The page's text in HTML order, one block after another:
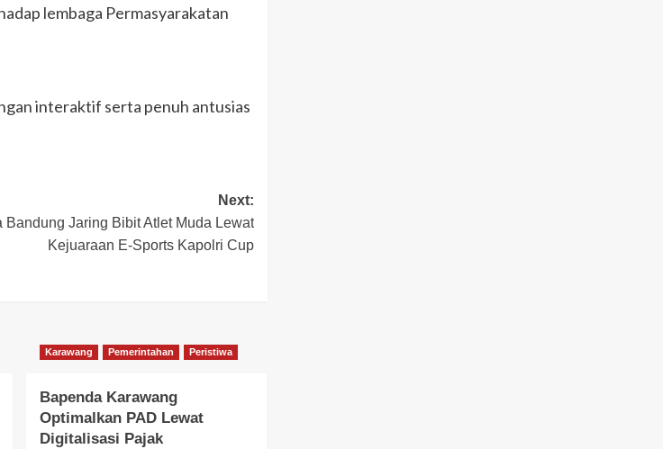
lembaga Permasyarakatan
interaktif serta penuh antusias
Next:
Bandung Jaring Bibit Atlet Muda Lewat
Kejuaraan E-Sports Kapolri Cup
Karawang Pemerintahan Peristiwa
Bapenda Karawang
Optimalkan PAD Lewat
Digitalisasi Pajak